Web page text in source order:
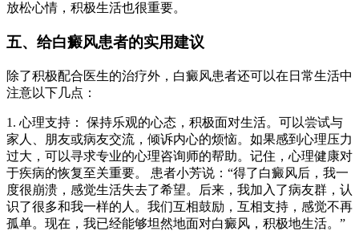
放松心情，积极生活也很重要。
五、给白癜风患者的实用建议
除了积极配合医生的治疗外，白癜风患者还可以在日常生活中
注意以下几点：
1. 心理支持： 保持乐观的心态，积极面对生活。可以尝试与
家人、朋友或病友交流，倾诉内心的烦恼。如果感到心理压力
过大，可以寻求专业的心理咨询师的帮助。记住，心理健康对
于疾病的恢复至关重要。 患者小芳说：“得了白癜风后，我一
度很崩溃，感觉生活失去了希望。后来，我加入了病友群，认
识了很多和我一样的人。我们互相鼓励，互相支持，感觉不再
孤单。现在，我已经能够坦然地面对白癜风，积极地生活。”